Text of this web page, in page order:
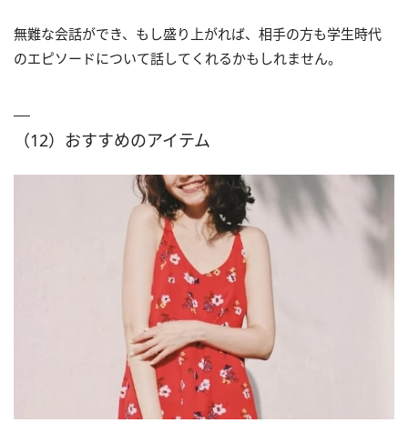
無難な会話ができ、もし盛り上がれば、相手の方も学生時代
のエピソードについて話してくれるかもしれません。
（12）おすすめのアイテム